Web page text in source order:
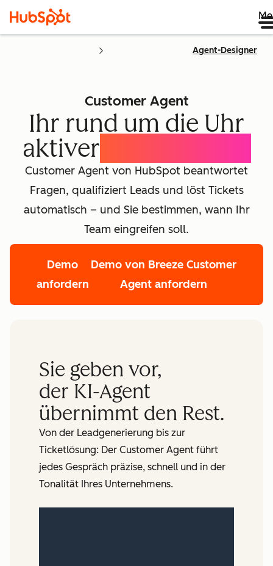
Agent-Designer
Customer Agent
Ihr rund um die Uhr
aktiver
Customer Agent von HubSpot beantwortet
Fragen, qualifiziert Leads und löst Tickets
automatisch – und Sie bestimmen, wann Ihr
Team eingreifen soll.
Demo
anfordern
Demo von Breeze Customer
Agent anfordern
Sie geben vor,
der KI-Agent
übernimmt den Rest.
Von der Leadgenerierung bis zur
Ticketlösung: Der Customer Agent führt
jedes Gespräch präzise, schnell und in der
Tonalität Ihres Unternehmens.